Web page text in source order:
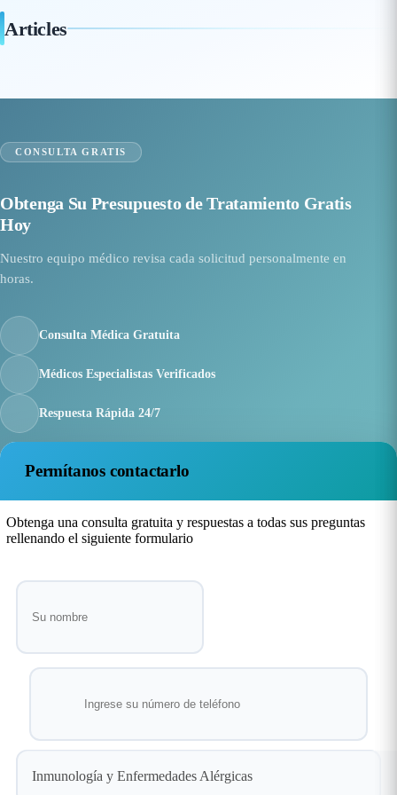
Articles
CONSULTA GRATIS
Obtenga Su Presupuesto de Tratamiento Gratis
Hoy
Nuestro equipo médico revisa cada solicitud personalmente en
horas.
Consulta Médica Gratuita
Médicos Especialistas Verificados
Respuesta Rápida 24/7
Permítanos contactarlo
Obtenga una consulta gratuita y respuestas a todas sus preguntas
rellenando el siguiente formulario
Inmunología y Enfermedades Alérgicas